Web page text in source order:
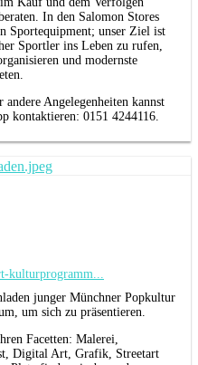
In den Salomon Stores
Sportequipment; unser Ziel ist
Sportler ins Leben zu rufen,
und modernste
Angelegenheiten kannst
kontaktieren: 0151 4244116.
kulturprogramm...
junger Münchner Popkultur
um sich zu präsentieren.
Facetten: Malerei,
Digital Art, Grafik, Streetart